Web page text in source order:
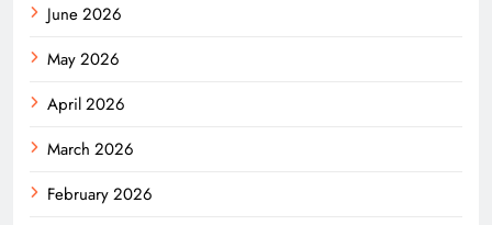
June 2026
May 2026
April 2026
March 2026
February 2026